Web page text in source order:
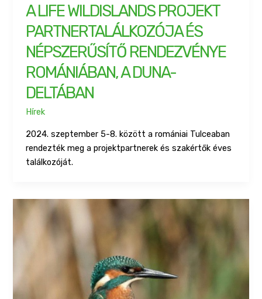
A LIFE WILDISLANDS PROJEKT
PARTNERTALÁLKOZÓJA ÉS
NÉPSZERŰSÍTŐ RENDEZVÉNYE
ROMÁNIÁBAN, A DUNA-
DELTÁBAN
Hírek
2024. szeptember 5-8. között a romániai Tulceaban
rendezték meg a projektpartnerek és szakértők éves
találkozóját.